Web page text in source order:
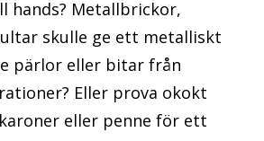
hands? Metallbrickor,
skulle ge ett metalliskt
pärlor eller bitar från
Eller prova okokt
eller penne för ett